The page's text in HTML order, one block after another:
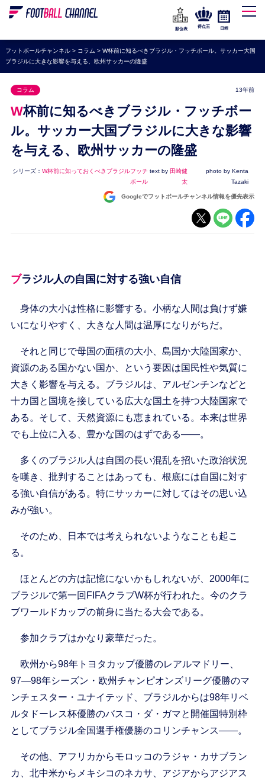
WEリーグ
海外サッカー
プレミアリーグ
セリエA
ブンデスリーガ
UEFA
ナショナルチーム
順位表
得点王 日程
フットボールチャンネル> コラム > W杯前に知るべきブラジル・フッチボール。サッカー大国
ブラジルに大きな影響を与える、欧州サッカーの隆盛
コラム 13年前
W杯前に知るべきブラジル・フッチボー
ル。サッカー大国ブラジルに大きな影響
を与える、欧州サッカーの隆盛
シリーズ：W杯前に知っておくべきブラジルフッチ
ボール
text by 田崎健
太
photo by Kenta
Tazaki
Googleでフットボールチャンネル情報を優先表示
ブラジル人の自国に対する強い自信
身体の大小は性格に影響する。小柄な人間は負けず嫌
いになりやすく、大きな人間は温厚になりがちだ。
それと同じで母国の面積の大小、島国か大陸国家か、
資源のある国かない国か、という要因は国民性や気質に
大きく影響を与える。ブラジルは、アルゼンチンなどと
十カ国と国境を接している広大な国土を持つ大陸国家で
ある。そして、天然資源にも恵まれている。本来は世界
でも上位に入る、豊かな国のはずである――。
多くのブラジル人は自国の長い混乱を招いた政治状況
を嘆き、批判することはあっても、根底には自国に対す
る強い自信がある。特にサッカーに対してはその思い込
みが強い。
そのため、日本では考えられないようなことも起こ
る。
ほとんどの方は記憶にないかもしれないが、2000年に
ブラジルで第一回FIFAクラブW杯が行われた。今のクラ
ブワールドカップの前身に当たる大会である。
参加クラブはかなり豪華だった。
欧州から98年トヨタカップ優勝のレアルマドリー、
97―98年シーズン・欧州チャンピオンズリーグ優勝のマ
ンチェスター・ユナイテッド、ブラジルからは98年リベ
ルタドーレス杯優勝のバスコ・ダ・ガマと開催国特別枠
としてブラジル全国選手権優勝のコリンチャンス――。
その他、アフリカからモロッコのラジャ・カサブラン
カ、北中米からメキシコのネカサ、アジアからアジアス